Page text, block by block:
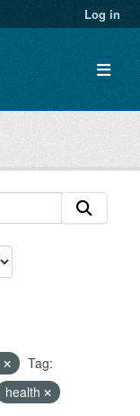
Log in
Tag:
health